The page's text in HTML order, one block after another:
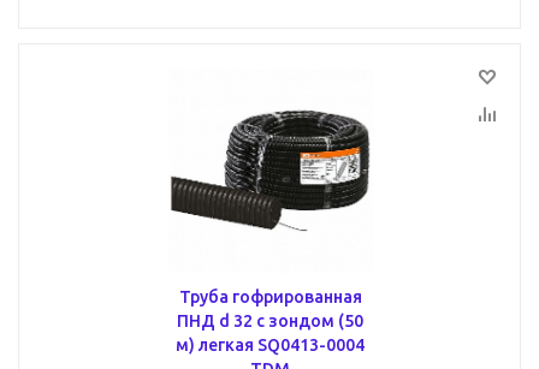
Труба гофрированная
ПНД d 32 с зондом (50
м) легкая SQ0413-0004